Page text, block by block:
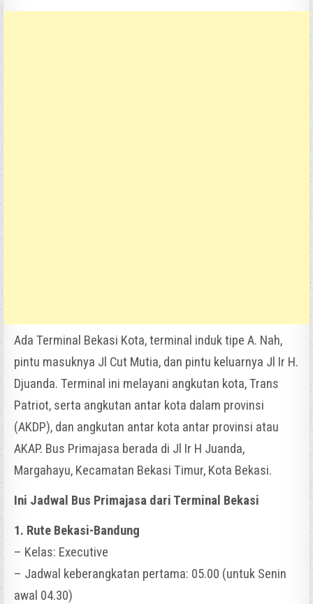
Ada Terminal Bekasi Kota, terminal induk tipe A. Nah,
pintu masuknya Jl Cut Mutia, dan pintu keluarnya Jl Ir H.
Djuanda. Terminal ini melayani angkutan kota, Trans
Patriot, serta angkutan antar kota dalam provinsi
(AKDP), dan angkutan antar kota antar provinsi atau
AKAP. Bus Primajasa berada di Jl Ir H Juanda,
Margahayu, Kecamatan Bekasi Timur, Kota Bekasi.
Ini Jadwal Bus Primajasa dari Terminal Bekasi
1. Rute Bekasi-Bandung
– Kelas: Executive
– Jadwal keberangkatan pertama: 05.00 (untuk Senin
awal 04.30)